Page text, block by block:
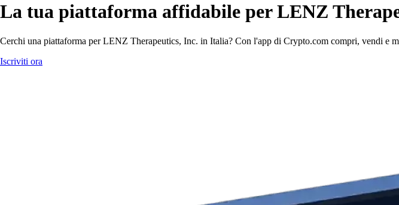
La tua piattaforma affidabile per LENZ
Cerchi una piattaforma per LENZ Therapeutics, Inc. in Italia? Con l'app di Crypto.com compri, vendi e
Iscriviti ora